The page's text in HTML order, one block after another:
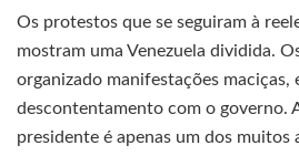
Os protestos que se seguiram à
mostram uma Venezuela dividida.
organizado manifestações maciças,
descontentamento com o governo.
presidente é apenas um dos